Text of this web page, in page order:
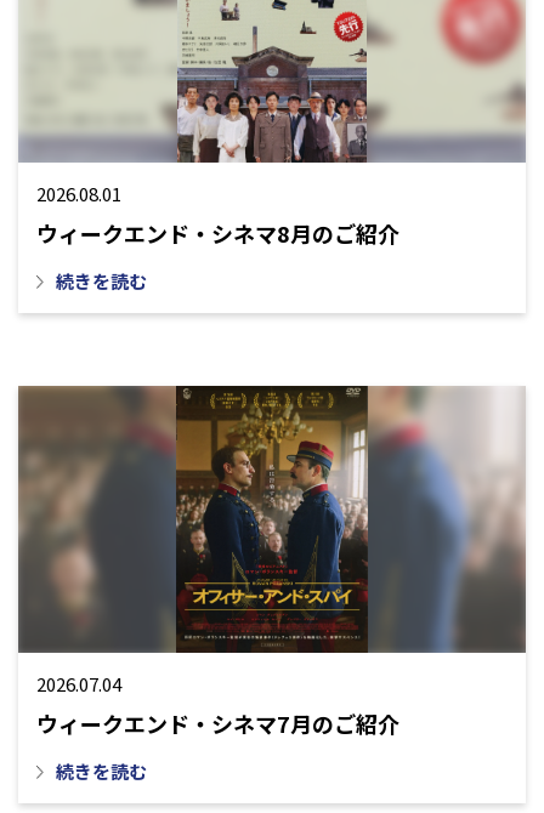
2026.08.01
ウィークエンド・シネマ8月のご紹介
続きを読む
2026.07.04
ウィークエンド・シネマ7月のご紹介
続きを読む